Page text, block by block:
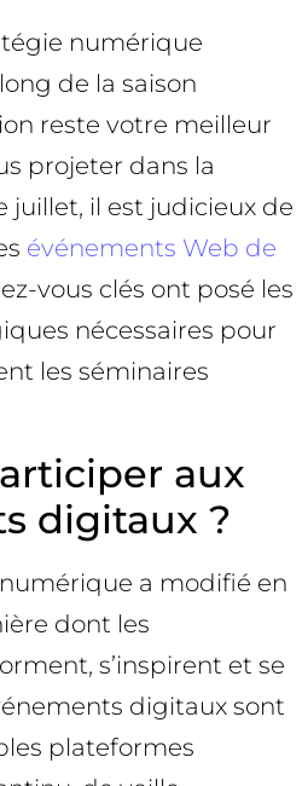
numérique
de la saison
reste votre meilleur
projeter dans la
il est judicieux de
événements Web de
vous clés ont posé les
nécessaires pour
les séminaires
aux
digitaux ?
a modifié en
dont les
s’inspirent et se
digitaux sont
plateformes